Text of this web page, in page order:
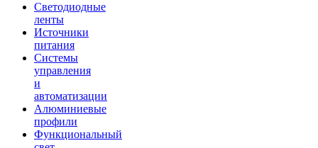
Светодиодные
ленты
Источники
питания
Системы
управления
и
автоматизации
Алюминиевые
профили
Функциональный